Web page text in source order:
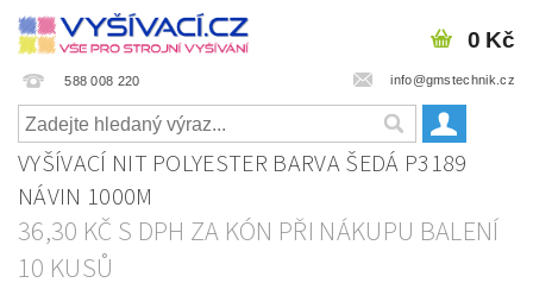
588 008 220 info@gmstechnik.cz
0 Kč
VYŠÍVACÍ NIT POLYESTER BARVA ŠEDÁ P3189
NÁVIN 1000M
36,30 KČ S DPH ZA KÓN PŘI NÁKUPU BALENÍ
10 KUSŮ